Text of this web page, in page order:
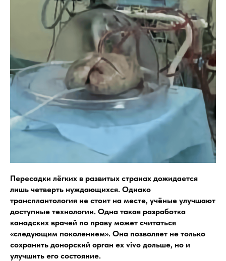
Пересадки лёгких в развитых странах дожидается
лишь четверть нуждающихся. Однако
трансплантология не стоит на месте, учёные улучшают
доступные технологии. Одна такая разработка
канадских врачей по праву может считаться
«следующим поколением». Она позволяет не только
сохранить донорский орган ex vivo дольше, но и
улучшить его состояние.